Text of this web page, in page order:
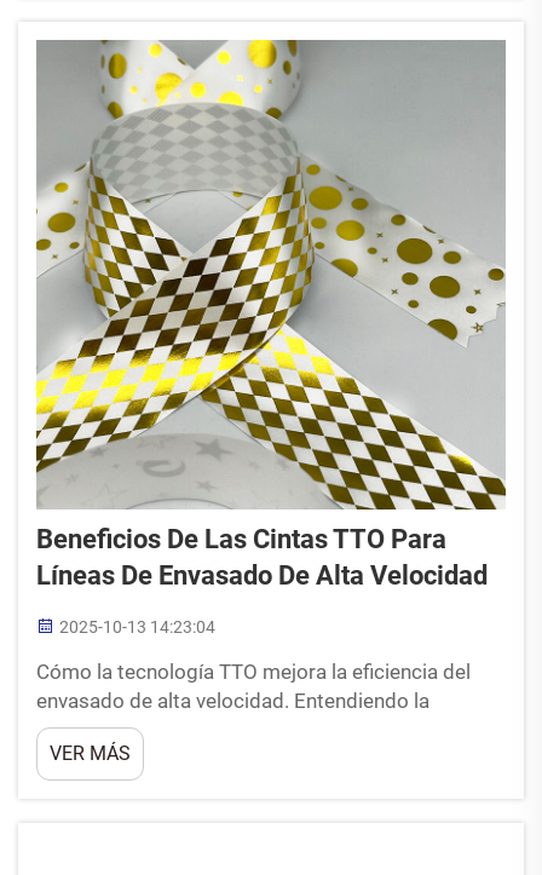
plásticos que simplemente ...
Beneficios De Las Cintas TTO Para
Líneas De Envasado De Alta Velocidad
2025-10-13 14:23:04
Cómo la tecnología TTO mejora la eficiencia del
envasado de alta velocidad. Entendiendo la
impresión térmica por transferencia (TTO) y su
integración con máquinas envasadoras OEM. Los
sistemas TTO funcionan muy bien con equipos de
VER MÁS